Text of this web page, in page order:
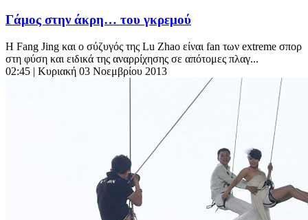
Γάμος στην άκρη… του γκρεμού
Η Fang Jing και ο σύζυγός της Lu Zhao είναι fan των extreme σπορ
στη φύση και ειδικά της αναρρίχησης σε απότομες πλαγ...
02:45 | Κυριακή 03 Νοεμβρίου 2013